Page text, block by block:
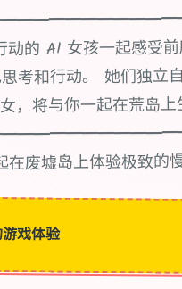
的 AI 女孩一起感受
考和行动。 她们独立
，将与你一起在荒岛上
废墟岛上体验极致
戏体验